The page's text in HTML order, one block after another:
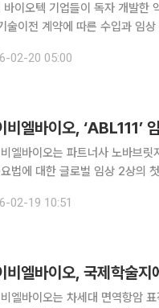
바이오텍 기업들이 독자 개발한
술이전 계약에 따른 수입과 임
분야의 선두주자인 리가
02-20 05:00
비엘바이오, ‘ABL111’
엘바이오는 파트너사 노바브
법에 대한 글로벌 임상 2상의 첫 환자
환자 대상 1차 치료제 가능성을
02-19 10:51
엘바이오는 차세대 면역항암